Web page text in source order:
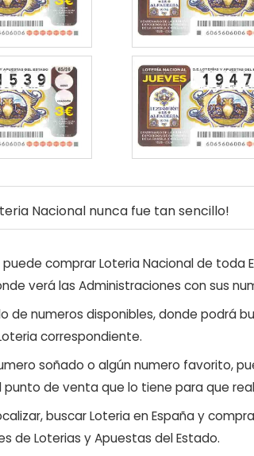
Nacional nunca fue tan sencillo!
puede comprar Loteria Nacional de toda
verá las Administraciones con sus
de numeros disponibles, donde podrá
correspondiente.
soñado o algún numero favorito,
punto de venta que lo tiene para que
buscar Loteria en España y
de Loterias y Apuestas del Estado.